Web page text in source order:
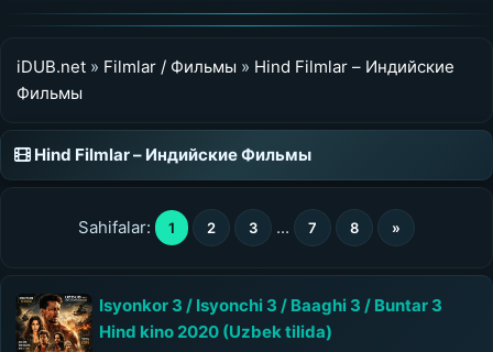
iDUB.net » Filmlar / Фильмы » Hind Filmlar – Индийские
Фильмы
Hind Filmlar – Индийские Фильмы
Sahifalar: 1 2 3 ... 7 8 »
Isyonkor 3 / Isyonchi 3 / Baaghi 3 / Buntar 3
Hind kino 2020 (Uzbek tilida)